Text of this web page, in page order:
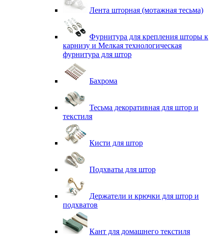
Лента шторная (мотажная тесьма)
Фурнитура для крепления шторы к
карнизу и Мелкая технологическая
фурнитура для штор
Бахрома
Тесьма декоративная для штор и
текстиля
Кисти для штор
Подхваты для штор
Держатели и крючки для штор и
подхватов
Кант для домашнего текстиля